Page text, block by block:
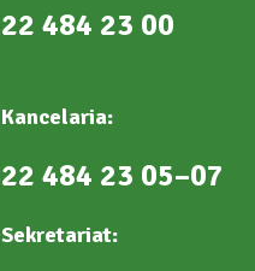
22 484 23 00
Kancelaria:
22 484 23 05–07
Sekretariat: